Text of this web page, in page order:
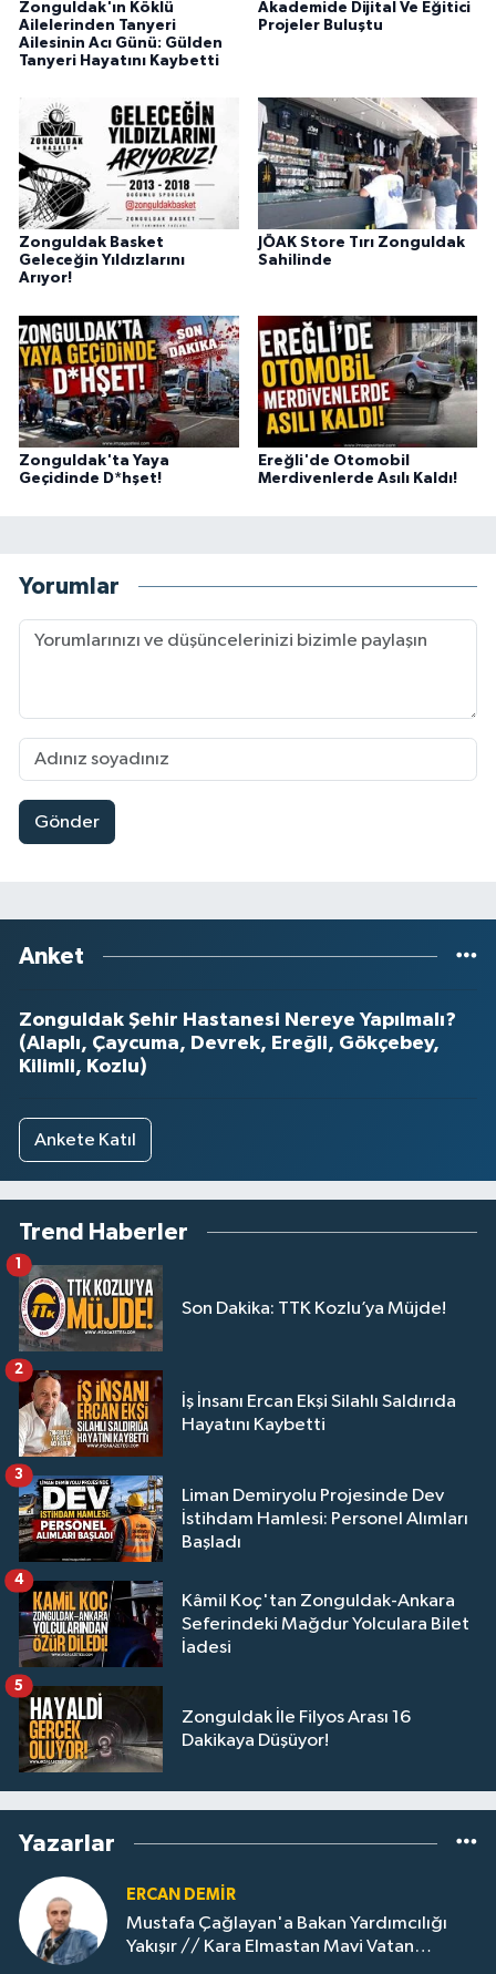
Zonguldak'ın Köklü
Ailelerinden Tanyeri
Ailesinin Acı Günü: Gülden
Tanyeri Hayatını Kaybetti
Akademide Dijital Ve Eğitici
Projeler Buluştu
Zonguldak Basket
Geleceğin Yıldızlarını
Arıyor!
JÖAK Store Tırı Zonguldak
Sahilinde
Zonguldak'ta Yaya
Geçidinde D*hşet!
Ereğli'de Otomobil
Merdivenlerde Asılı Kaldı!
Yorumlar
Gönder
Anket
Zonguldak Şehir Hastanesi Nereye Yapılmalı?
(Alaplı, Çaycuma, Devrek, Ereğli, Gökçebey,
Kilimli, Kozlu)
Ankete Katıl
Trend Haberler
Son Dakika: TTK Kozlu’ya Müjde!
1
İş İnsanı Ercan Ekşi Silahlı Saldırıda
Hayatını Kaybetti
2
Liman Demiryolu Projesinde Dev
İstihdam Hamlesi: Personel Alımları
Başladı
3
Kâmil Koç'tan Zonguldak-Ankara
Seferindeki Mağdur Yolculara Bilet
İadesi
4
Zonguldak İle Filyos Arası 16
Dakikaya Düşüyor!
5
Yazarlar
ERCAN DEMIR
Mustafa Çağlayan'a Bakan Yardımcılığı
Yakışır // ​Kara Elmastan Mavi Vatan